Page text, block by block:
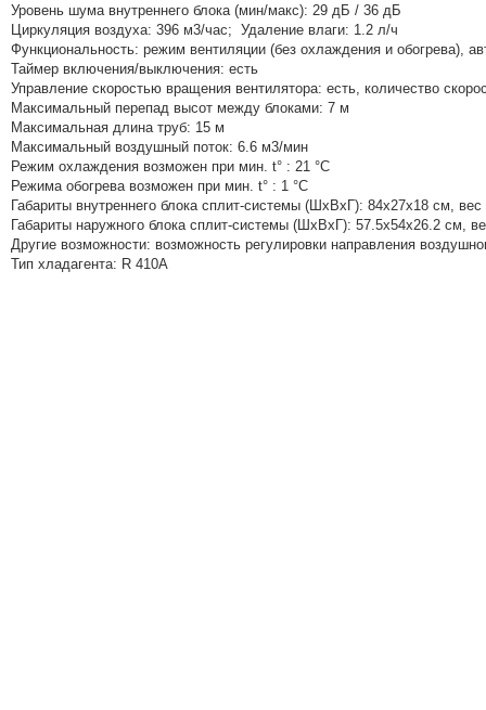
Уровень шума внутреннего блока (мин/макс): 29 дБ / 36 дБ
Циркуляция воздуха: 396 м3/час; Удаление влаги: 1.2 л/ч
Функциональность: режим вентиляции (без охлаждения и обогрева),
Таймер включения/выключения: есть
Управление скоростью вращения вентилятора: есть, количество
Максимальный перепад высот между блоками: 7 м
Максимальная длина труб: 15 м
Максимальный воздушный поток: 6.6 м3/мин
Режим охлаждения возможен при мин. t° : 21 °C
Режима обогрева возможен при мин. t° : 1 °C
Габариты внутреннего блока сплит-системы (ШxВxГ): 84x27x18 см, вес
Габариты наружного блока сплит-системы (ШxВxГ): 57.5x54x26.2 см,
Другие возможности: возможность регулировки направления
Тип хладагента: R 410A